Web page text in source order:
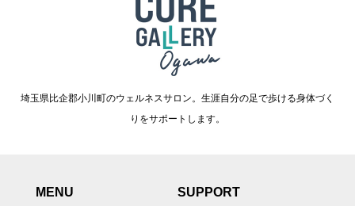
埼玉県比企郡小川町のウェルネスサロン。生涯自分の足で歩ける身体づく
りをサポートします。
MENU SUPPORT